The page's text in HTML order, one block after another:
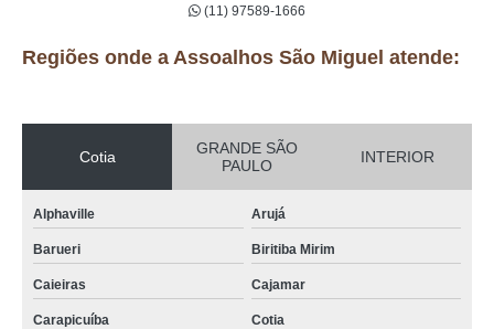
(11) 97589-1666
Regiões onde a Assoalhos São Miguel atende:
Cotia
GRANDE SÃO
PAULO
INTERIOR
Alphaville Arujá
Barueri Biritiba Mirim
Caieiras Cajamar
Carapicuíba Cotia